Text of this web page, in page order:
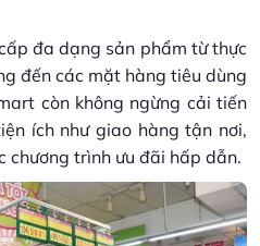
đa dạng sản phẩm từ thực
đến các mặt hàng tiêu dùng
còn không ngừng cải tiến
ích như giao hàng tận nơi,
chương trình ưu đãi hấp dẫn.